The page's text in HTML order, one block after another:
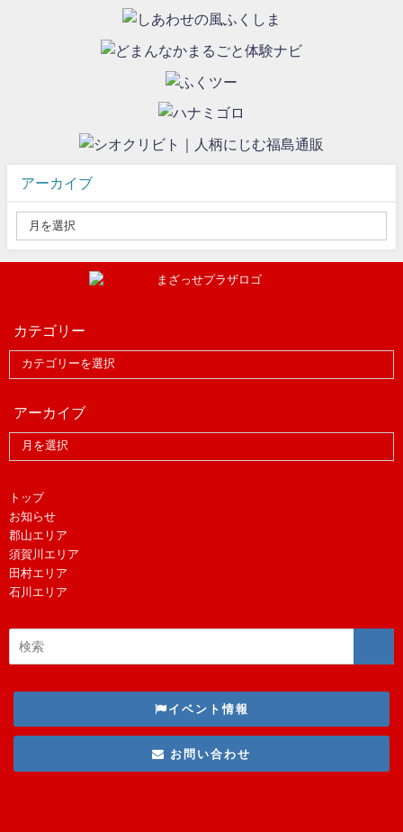
アーカイブ
カテゴリー
アーカイブ
トップ
お知らせ
郡山エリア
須賀川エリア
田村エリア
石川エリア
イベント情報
お問い合わせ